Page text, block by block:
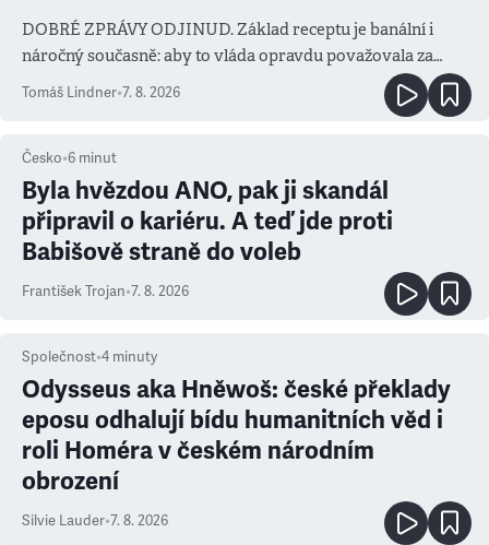
DOBRÉ ZPRÁVY ODJINUD. Základ receptu je banální i
náročný současně: aby to vláda opravdu považovala za
prioritu
Tomáš Lindner•7. 8. 2026
Česko•6 minut
Byla hvězdou ANO, pak ji skandál
připravil o kariéru. A teď jde proti
Babišově straně do voleb
František Trojan•7. 8. 2026
Společnost•4 minuty
Odysseus aka Hněwoš: české překlady
eposu odhalují bídu humanitních věd i
roli Homéra v českém národním
obrození
Silvie Lauder•7. 8. 2026